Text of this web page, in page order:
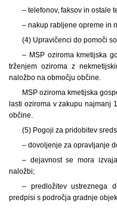
– telefonov, faksov in ostale
– nakup rabljene opreme in
(4) Upravičenci do pomoči
– MSP oziroma kmetijska
trženjem oziroma z
naložbo na območju občine.
MSP oziroma kmetijska
lasti oziroma v zakupu najmanj
občine.
(5) Pogoji za pridobitev
– dovoljenje za opravljanje
– dejavnost se mora
naložbi;
– predložitev ustreznega
predpisi s področja gradnje